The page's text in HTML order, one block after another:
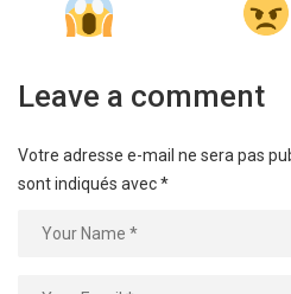
Leave a comment
Votre adresse e-mail ne sera pas
sont indiqués avec*